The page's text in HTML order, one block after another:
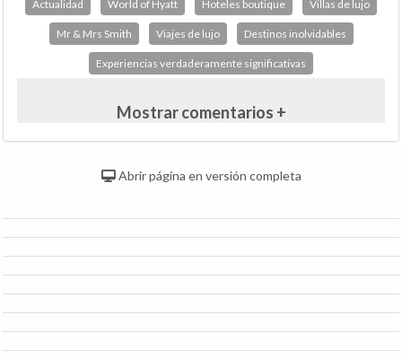
Actualidad World of Hyatt Hoteles boutique Villas de lujo
Mr & Mrs Smith Viajes de lujo Destinos inolvidables
Experiencias verdaderamente significativas
Mostrar comentarios +
Abrir página en versión completa